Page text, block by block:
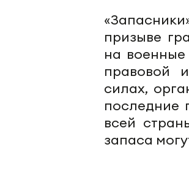
призыве
на военные
правовой
силах,
последние
всей
запаса